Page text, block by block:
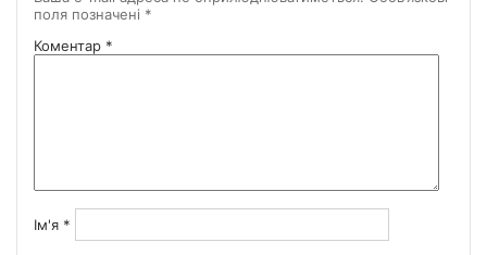
поля позначені *
Коментар *
Ім'я *